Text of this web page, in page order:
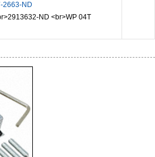
2663-ND
ND <br>WP 04T